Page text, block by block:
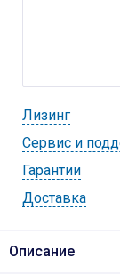
Лизинг
Cервис и
Гарантии
Доставка
Описание